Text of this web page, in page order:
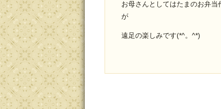
お母さんとしてはたまのお弁当
遠足の楽しみです(*^。^*)